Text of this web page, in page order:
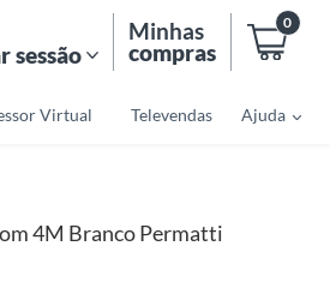
sessão
Minhas
compras
0
Virtual Televendas Ajuda
4M Branco Permatti